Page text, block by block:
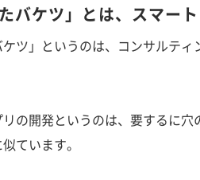
バケツ」とは、スマー
ツ」というのは、コンサルテ
の開発というのは、要するに
ています。